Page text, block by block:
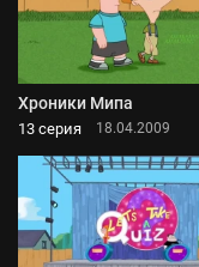
Хроники Мипа
13 серия 18.04.2009